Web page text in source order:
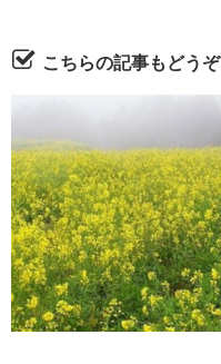
こちらの記事もどうぞ